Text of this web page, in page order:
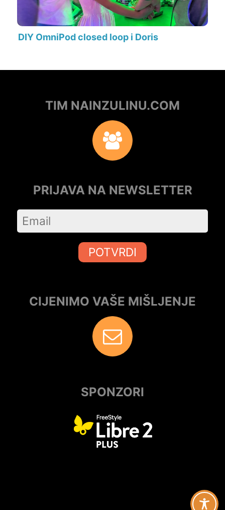
DIY OmniPod closed loop i Doris
TIM NAINZULINU.COM
PRIJAVA NA NEWSLETTER
POTVRDI
CIJENIMO VAŠE MIŠLJENJE
SPONZORI